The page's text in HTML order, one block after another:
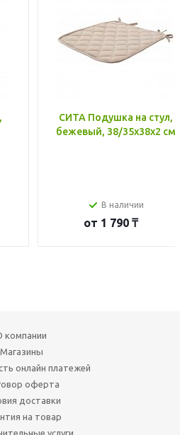
СИТА Подушка на стул,
бежевый, 38/35x38x2 см
В наличии
от 1 790 ₸
компании
Магазины
онлайн платежей
оферта
доставки
на товар
услуги